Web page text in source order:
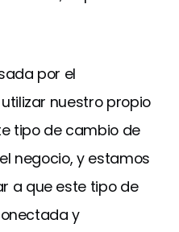
por el
nuestro propio
tipo de cambio de
negocio, y estamos
a que este tipo de
y